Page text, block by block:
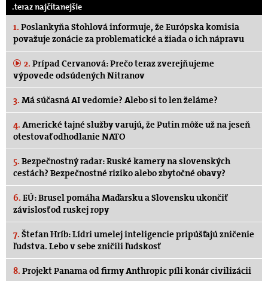
.teraz najčítanejšie
1. Poslankyňa Stohlová informuje, že Európska komisia
považuje zonácie za problematické a žiada o ich nápravu
2. Prípad Cervanová: Prečo teraz zverejňujeme
výpovede odsúdených Nitranov
3. Má súčasná AI vedomie? Alebo si to len želáme?
4. Americké tajné služby varujú, že Putin môže už na jeseň
otestovať odhodlanie NATO
5. Bezpečnostný radar: Ruské kamery na slovenských
cestách? Bezpečnostné riziko alebo zbytočné obavy?
6. EÚ: Brusel pomáha Maďarsku a Slovensku ukončiť
závislosť od ruskej ropy
7. Štefan Hríb: Lídri umelej inteligencie pripúšťajú zničenie
ľudstva. Lebo v sebe zničili ľudskosť
8. Projekt Panama od firmy Anthropic píli konár civilizácii